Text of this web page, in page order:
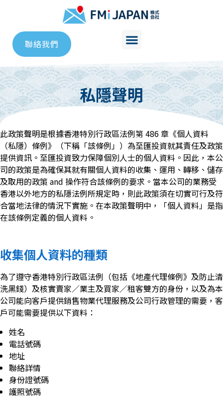
聯絡我們
私隱聲明
此政策聲明是根據香港特別行政區法例第 486 章《個人資料
（私隱）條例》（下稱「該條例」）為至匯投資就其責任及政策
提供資訊。至匯投資致力保障個別人士的個人資料。因此，本公
司的政策是為確保其就有關個人資料的收集、運用、轉移、儲存
及取用的政策 and 操作符合該條例的要求。當本公司的業務受
香港以外地方的私隱法例所規定時，則此政策須在切實可行及符
合當地法律的情況下實施。在本政策聲明中，「個人資料」是指
在該條例定義的個人資料。
收集個人資料的種類
為了遵守香港特別行政區法例（包括《地產代理條例》及防止清
洗黑錢）及核實賣家／業主及買家／租客雙方的身份，以及為本
公司能向客戶提供銷售物業代理服務及公司行政管理的需要，客
戶可能需要提供以下資料：
姓名
電話號碼
地址
聯絡詳情
身份證號碼
護照號碼